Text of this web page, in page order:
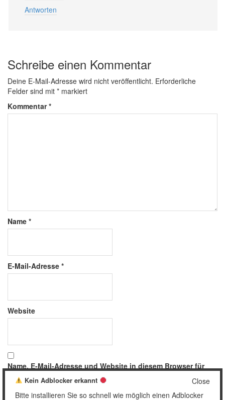
Antworten
Schreibe einen Kommentar
Deine E-Mail-Adresse wird nicht veröffentlicht. Erforderliche
Felder sind mit * markiert
Kommentar*
Name *
E-Mail-Adresse *
Website
Name, E-Mail-Adresse und Website in diesem Browser für
meinen nächsten Kommentar speichern.
Close
Kein Adblocker erkannt
Bitte installieren Sie so schnell wie möglich einen Adblocker